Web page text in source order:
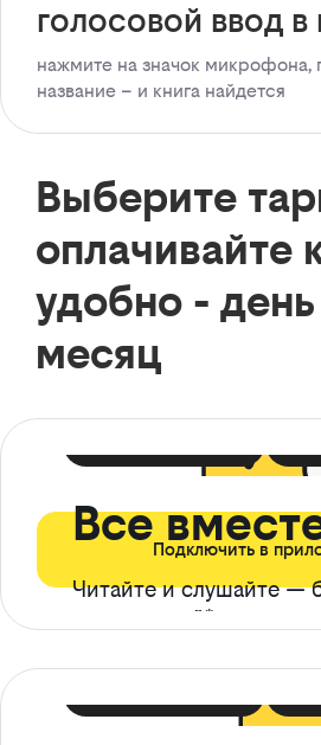
голосовой ввод в
нажмите на значок микрофона,
название – и книга найдется
Выберите
оплачивайте
удобно -
месяц
Все
Читайте и слушайте —
ограничений*
Подключить в